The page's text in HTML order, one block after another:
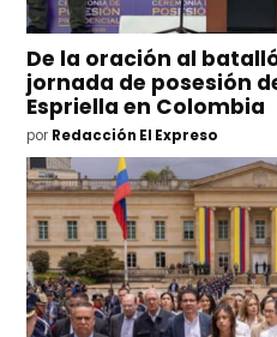
De la oración al
jornada de posesión
Espriella en Colombia
por Redacción El Expreso